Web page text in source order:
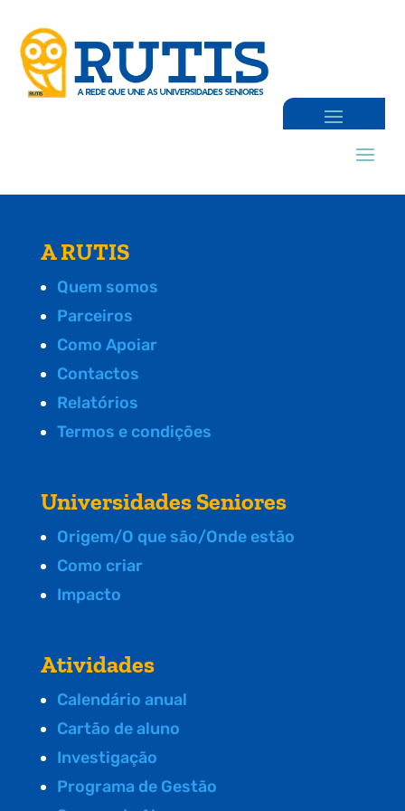
A RUTIS
Quem somos
Parceiros
Como Apoiar
Contactos
Relatórios
Termos e condições
Universidades Seniores
Origem/O que são/Onde estão
Como criar
Impacto
Atividades
Calendário anual
Cartão de aluno
Investigação
Programa de Gestão